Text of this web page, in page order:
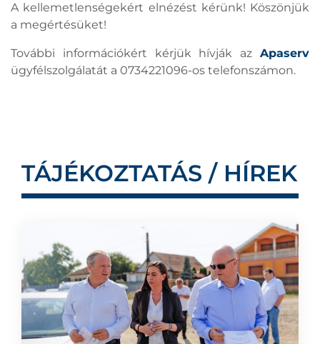
A kellemetlenségekért elnézést kérünk! Köszönjük
a megértésüket!
További információkért kérjük hívják az Apaserv
ügyfélszolgálatát a 0734221096-os telefonszámon.
TÁJÉKOZTATÁS / HÍREK